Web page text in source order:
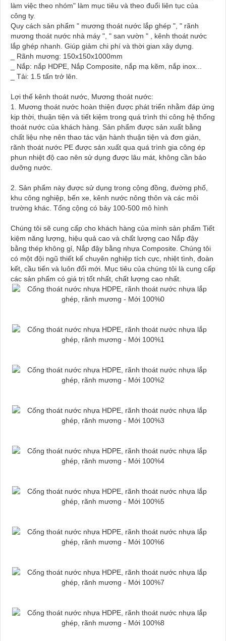
làm việc theo nhóm" làm mục tiêu và theo đuổi liên tục của
công ty.
Quy cách sản phẩm " mương thoát nước lắp ghép ", " rãnh
mương thoát nước nhà máy ", " san vườn " , kênh thoát nước
lắp ghép nhanh. Giúp giảm chi phí và thời gian xây dựng.
_ Rãnh mương: 150x150x1000mm
_ Nắp: nắp HDPE, Nắp Composite, nắp mạ kẽm, nắp inox...
_ Tải: 1.5 tấn trở lên.
Lợi thế kênh thoát nước, Mương thoát nước:
1. Mương thoát nước hoàn thiện được phát triển nhằm đáp ứng
kịp thời, thuận tiện và tiết kiệm trong quá trình thi công hệ thống
thoát nước của khách hàng. Sản phẩm được sản xuất bằng
chất liệu nhẹ nên thao tác vận hành thuận tiện và đơn giản,
rãnh thoát nước PE được sản xuất qua quá trình gia công ép
phun nhiệt độ cao nên sử dụng được lâu mát, không cần bảo
dưỡng nước.
2. Sản phẩm này được sử dụng trong cộng đồng, đường phố,
khu công nghiệp, bến xe, kênh nước nông thôn và các môi
trường khác. Tổng cộng có bảy 100-500 mô hình
Chúng tôi sẽ cung cấp cho khách hàng của mình sản phẩm Tiết
kiệm năng lượng, hiệu quả cao và chất lượng cao Nắp đậy
bằng thép không gỉ, Nắp đậy bằng nhựa Composite. Chúng tôi
có một đội ngũ thiết kế chuyên nghiệp tích cực, nhiệt tình, đoàn
kết, cầu tiến và luôn đổi mới. Mục tiêu của chúng tôi là cung cấp
các sản phẩm có giá trị tốt nhất, chất lượng cao nhất.